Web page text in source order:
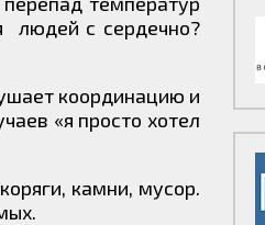
людей с сердечно?
координацию и
«я просто хотел
камни, мусор.